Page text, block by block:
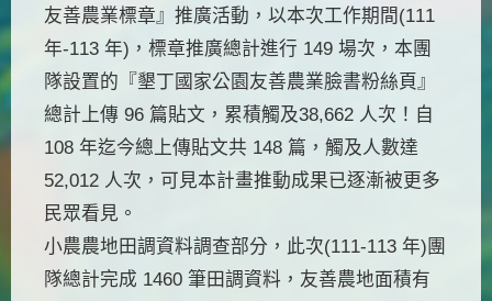
友善農業標章』推廣活動，以本次工作期間(111
年-113 年)，標章推廣總計進行 149 場次，本團
隊設置的『墾丁國家公園友善農業臉書粉絲頁』
總計上傳 96 篇貼文，累積觸及38,662 人次！自
108 年迄今總上傳貼文共 148 篇，觸及人數達
52,012 人次，可見本計畫推動成果已逐漸被更多
民眾看見。
小農農地田調資料調查部分，此次(111-113 年)團
隊總計完成 1460 筆田調資料，友善農地面積有